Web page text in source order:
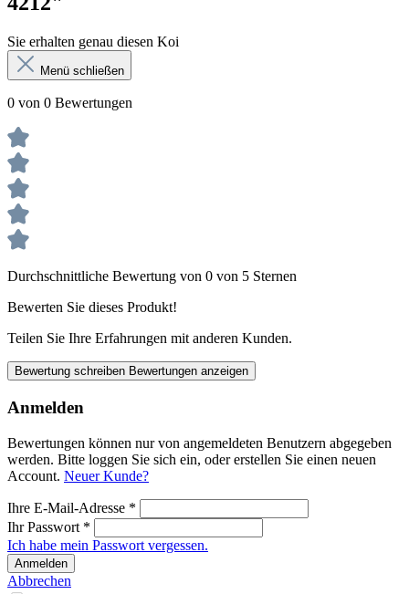
Sie erhalten genau diesen Koi
Menü schließen
0 von 0 Bewertungen
Durchschnittliche Bewertung von 0 von 5 Sternen
Bewerten Sie dieses Produkt!
Teilen Sie Ihre Erfahrungen mit anderen Kunden.
Bewertung schreiben Bewertungen anzeigen
Anmelden
Bewertungen können nur von angemeldeten Benutzern abgegeben
werden. Bitte loggen Sie sich ein, oder erstellen Sie einen neuen
Account. Neuer Kunde?
Ihre E-Mail-Adresse *
Ihr Passwort *
Ich habe mein Passwort vergessen.
Anmelden
Abbrechen